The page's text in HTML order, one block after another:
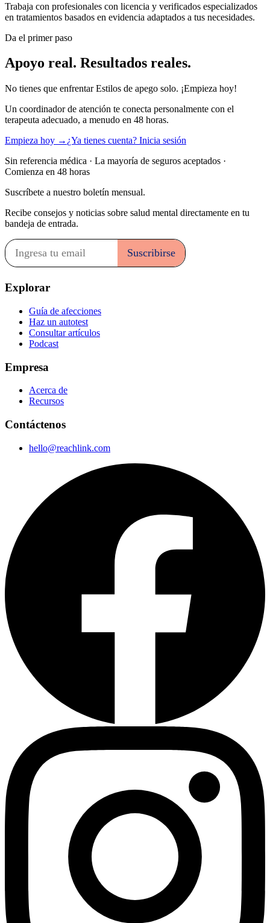
Trabaja con profesionales con licencia y verificados especializados
en tratamientos basados en evidencia adaptados a tus necesidades.
Da el primer paso
Apoyo real. Resultados reales.
No tienes que enfrentar Estilos de apego solo. ¡Empieza hoy!
Un coordinador de atención te conecta personalmente con el
terapeuta adecuado, a menudo en 48 horas.
Empieza hoy → ¿Ya tienes cuenta? Inicia sesión
Sin referencia médica · La mayoría de seguros aceptados ·
Comienza en 48 horas
Suscríbete a nuestro boletín mensual.
Recibe consejos y noticias sobre salud mental directamente en tu
bandeja de entrada.
Explorar
Guía de afecciones
Haz un autotest
Consultar artículos
Podcast
Empresa
Acerca de
Recursos
Contáctenos
hello@reachlink.com